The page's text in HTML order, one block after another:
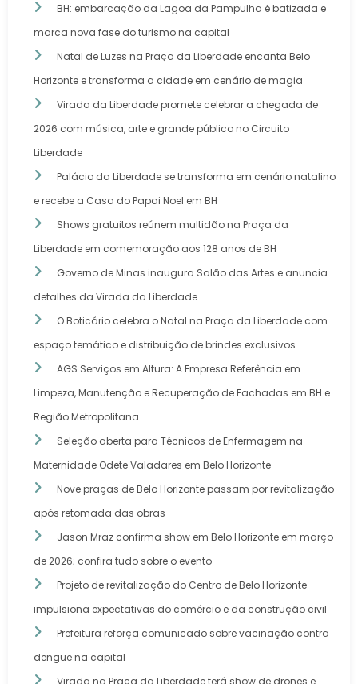
BH: embarcação da Lagoa da Pampulha é batizada e
marca nova fase do turismo na capital
Natal de Luzes na Praça da Liberdade encanta Belo
Horizonte e transforma a cidade em cenário de magia
Virada da Liberdade promete celebrar a chegada de
2026 com música, arte e grande público no Circuito
Liberdade
Palácio da Liberdade se transforma em cenário natalino
e recebe a Casa do Papai Noel em BH
Shows gratuitos reúnem multidão na Praça da
Liberdade em comemoração aos 128 anos de BH
Governo de Minas inaugura Salão das Artes e anuncia
detalhes da Virada da Liberdade
O Boticário celebra o Natal na Praça da Liberdade com
espaço temático e distribuição de brindes exclusivos
AGS Serviços em Altura: A Empresa Referência em
Limpeza, Manutenção e Recuperação de Fachadas em BH e
Região Metropolitana
Seleção aberta para Técnicos de Enfermagem na
Maternidade Odete Valadares em Belo Horizonte
Nove praças de Belo Horizonte passam por revitalização
após retomada das obras
Jason Mraz confirma show em Belo Horizonte em março
de 2026; confira tudo sobre o evento
Projeto de revitalização do Centro de Belo Horizonte
impulsiona expectativas do comércio e da construção civil
Prefeitura reforça comunicado sobre vacinação contra
dengue na capital
Virada na Praça da Liberdade terá show de drones e